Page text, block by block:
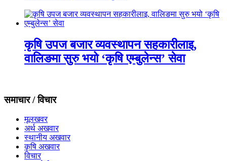
कृषि उपज बजार व्यवस्थापन सहकारीलाइ,
वालिङमा सुरु भयो ‘कृषि एम्बुलेन्स’ सेवा
समाचार / विचार
मूलखवर
अर्थ अखवार
स्थानीय अखवार
कृषि अखवार
विचार